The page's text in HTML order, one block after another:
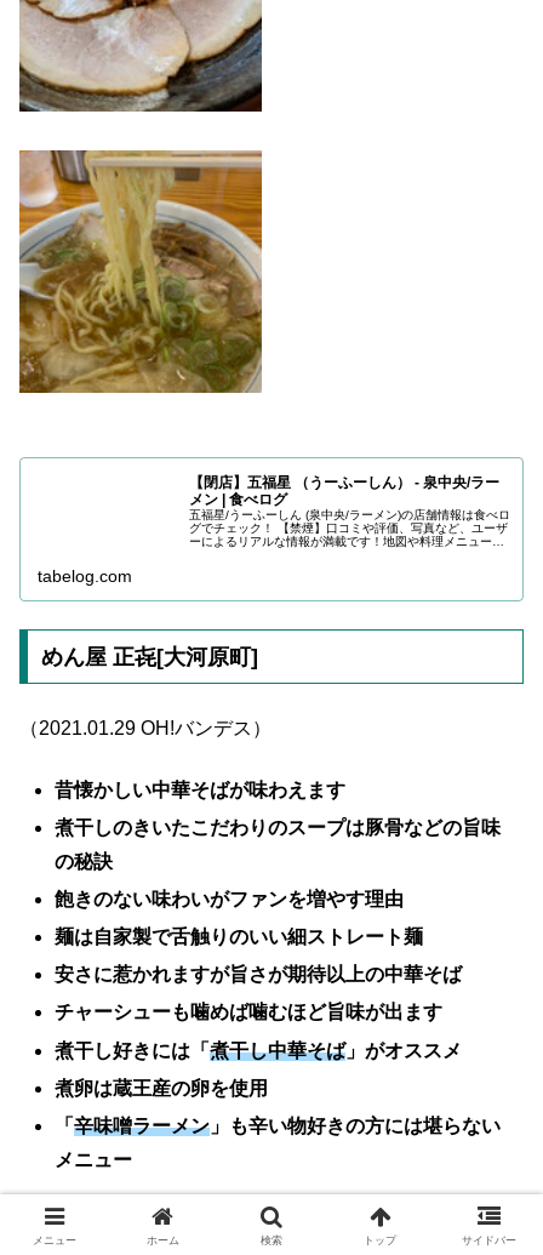
【閉店】五福星 （うーふーしん） - 泉中央/ラー
メン | 食べログ
五福星/うーふーしん (泉中央/ラーメン)の店舗情報は食べロ
グでチェック！ 【禁煙】口コミや評価、写真など、ユーザ
ーによるリアルな情報が満載です！地図や料理メニューな
tabelog.com
めん屋 正㐂[大河原町]
（2021.01.29 OH!バンデス）
昔懐かしい中華そばが味わえます
煮干しのきいたこだわりのスープは豚骨などの旨味
の秘訣
飽きのない味わいがファンを増やす理由
麺は自家製で舌触りのいい細ストレート麺
安さに惹かれますが旨さが期待以上の中華そば
チャーシューも噛めば噛むほど旨味が出ます
煮干し好きには「煮干し中華そば」がオススメ
煮卵は蔵王産の卵を使用
「辛味噌ラーメン 」も辛い物好きの方には堪らない
メニュー
メニュー ホーム 検索 トップ サイドバー